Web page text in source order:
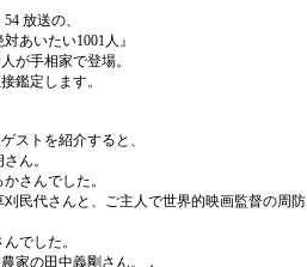
放送の、
あいたい1001人』
が手相家で登場。
鑑定します。
ストを紹介すると、
ん。
さんでした。
民代さんと、ご主人で世界的映画監督の周防
でした。
家の田中義剛さん。．